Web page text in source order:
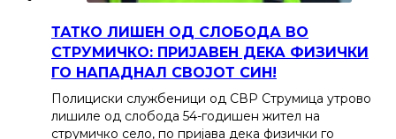
ТАТКО ЛИШЕН ОД СЛОБОДА ВО
СТРУМИЧКО: ПРИЈАВЕН ДЕКА ФИЗИЧКИ
ГО НАПАДНАЛ СВОЈОТ СИН!
Полициски службеници од СВР Струмица утрово
лишиле од слобода 54-годишен жител на
струмичко село, по пријава дека физички го